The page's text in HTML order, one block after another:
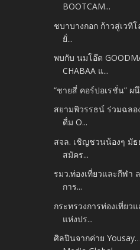
BOOTCAM...
ชบาบางกอก ก้าวสู่เวที
ยั่...
พบกับ นมโอ๊ต
CHABAA แ...
“ชายสี่ คอร์ปอเรชั่น” ผนึ
สยามพิวรรธน์ ร่วมฉลอ
ดื่ม O...
สจล. เชิญชวนน้องๆ มั
สมัคร...
รมว.ท่องเที่ยวและกีฬา
การ...
กระทรวงการท่องเที่ยว
แห่งปร...
ศิลปินจากค่าย